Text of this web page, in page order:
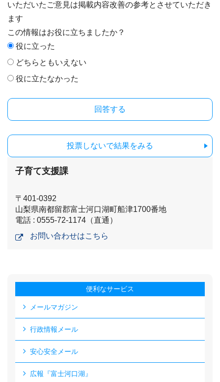
いただいたご意見は掲載内容改善の参考とさせていただき
ます
この情報はお役に立ちましたか？
役に立った
どちらともいえない
役に立たなかった
投票しないで結果をみる
子育て支援課
〒401-0392
山梨県南都留郡富士河口湖町船津1700番地
電話 : 0555-72-1174（直通）
お問い合わせはこちら
便利なサービス
メールマガジン
行政情報メール
安心安全メール
広報『富士河口湖』